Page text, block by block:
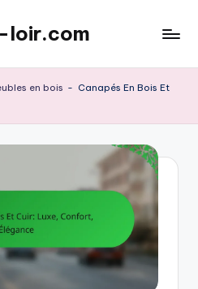
en bois - Canapés En Bois Et